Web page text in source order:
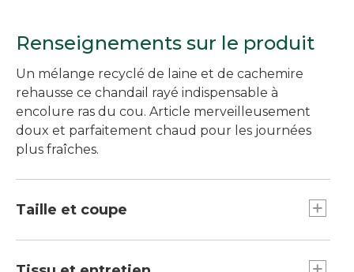
Renseignements sur le produit
Un mélange recyclé de laine et de cachemire
rehausse ce chandail rayé indispensable à
encolure ras du cou. Article merveilleusement
doux et parfaitement chaud pour les journées
plus fraîches.
Taille et coupe
Allure décontractée : notre coupe la plus